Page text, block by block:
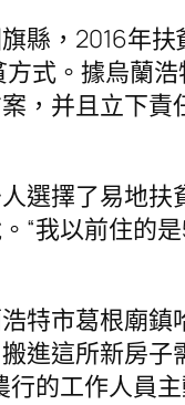
縣，2016年
式。據烏蘭浩
，并且立下
選擇了易地
“我以前住的
特市葛根廟
進這所新房
的工作人員